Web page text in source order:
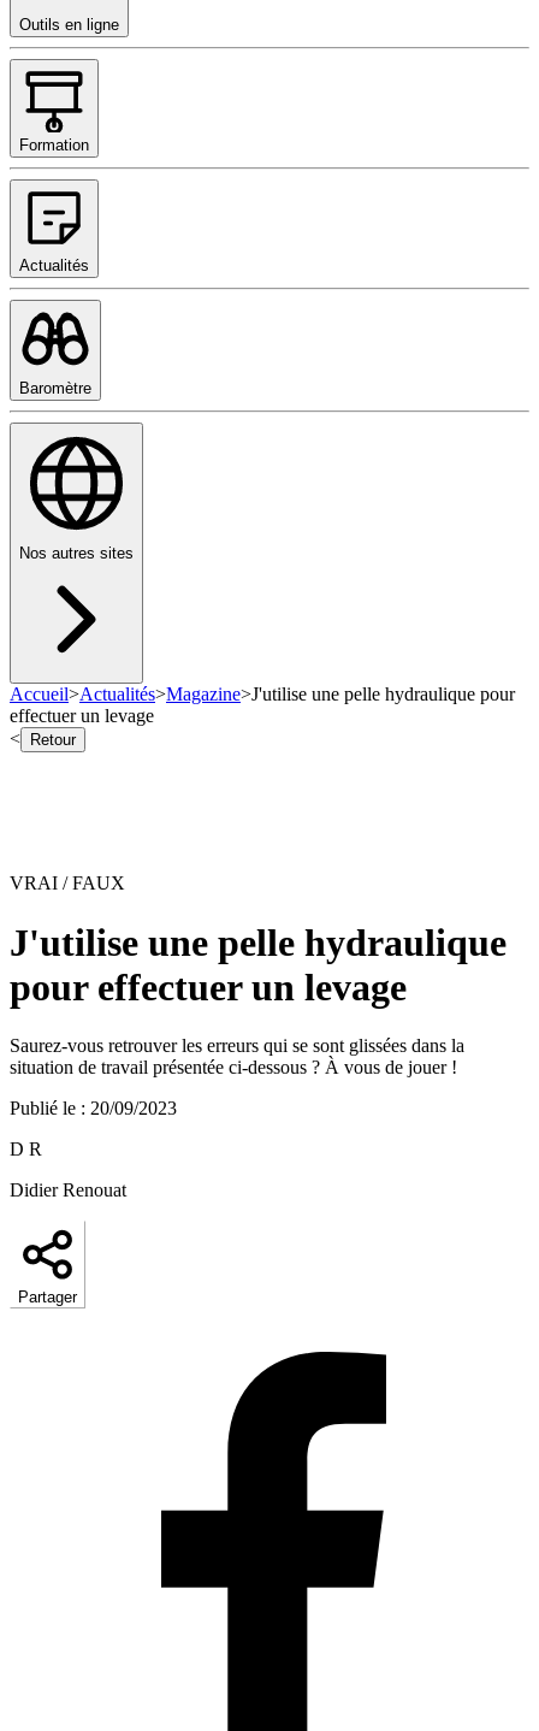
Outils en ligne
Formation
Actualités
Baromètre
Nos autres sites
Accueil>Actualités>Magazine>J'utilise une pelle hydraulique pour
effectuer un levage
<
Retour
VRAI / FAUX
J'utilise une pelle hydraulique
pour effectuer un levage
Saurez-vous retrouver les erreurs qui se sont glissées dans la
situation de travail présentée ci-dessous ? À vous de jouer !
Publié le : 20/09/2023
D R
Didier Renouat
Partager